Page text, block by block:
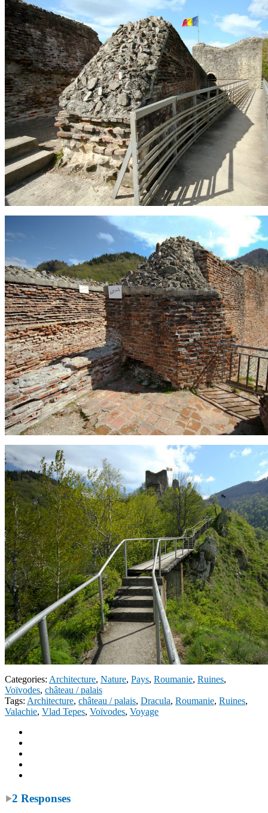
Categories: Architecture, Nature, Pays, Roumanie, Ruines,
Voïvodes, château / palais
Tags: Architecture, château / palais, Dracula, Roumanie, Ruines,
Valachie, Vlad Tepes, Voïvodes, Voyage
2 Responses